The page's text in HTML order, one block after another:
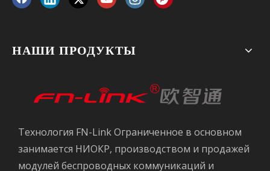
НАШИ ПРОДУКТЫ
Технология FN-Link Ограниченное в основном
занимается НИОКР, производством и продажей
модулей беспроводных коммуникаций и